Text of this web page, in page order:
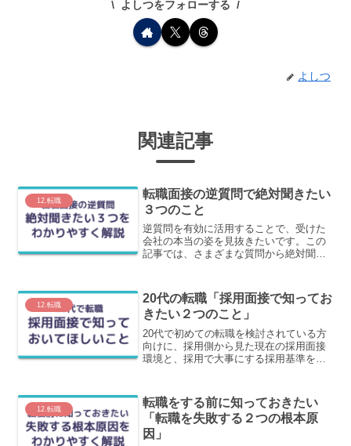
よしつをフォローする
よしつ
関連記事
12.転職
転職面接の逆質問で絶対聞きたい
３つのこと
逆質問を有効に活用することで、受けた
会社の本当の姿を見抜きたいです。この
記事では、さまざまな質問から絶対聞き
やすく解説します。
12.転職
20代の転職「採用面接で知ってお
きたい２つのこと」
20代で初めての転職を検討されている方
向けに、採用側から見た現在の採用面接
環境と、採用で大事にする採用基準を元
12.転職
転職をする前に知っておきたい
「転職を失敗する２つの根本原
因」